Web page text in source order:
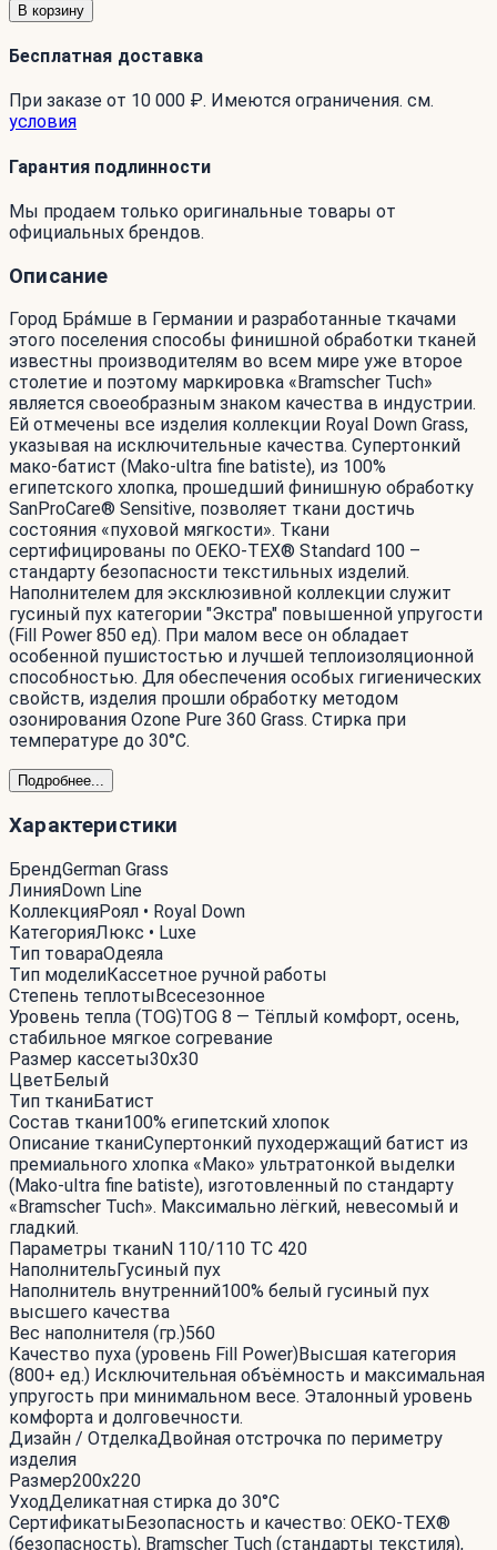
В корзину
Бесплатная доставка
При заказе от 10 000 ₽. Имеются ограничения. см.
условия
Гарантия подлинности
Мы продаем только оригинальные товары от
официальных брендов.
Описание
Город Бра́мше в Германии и разработанные ткачами
этого поселения способы финишной обработки тканей
известны производителям во всем мире уже второе
столетие и поэтому маркировка «Bramscher Tuch»
является своеобразным знаком качества в индустрии.
Ей отмечены все изделия коллекции Royal Down Grass,
указывая на исключительные качества. Супертонкий
мако-батист (Mako-ultra fine batiste), из 100%
египетского хлопка, прошедший финишную обработку
SanProCare® Sensitive, позволяет ткани достичь
состояния «пуховой мягкости». Ткани
сертифицированы по OEKO-TEX® Standard 100 –
стандарту безопасности текстильных изделий.
Наполнителем для эксклюзивной коллекции служит
гусиный пух категории "Экстра" повышенной упругости
(Fill Power 850 ед). При малом весе он обладает
особенной пушистостью и лучшей теплоизоляционной
способностью. Для обеспечения особых гигиенических
свойств, изделия прошли обработку методом
озонирования Ozone Pure 360 Grass. Стирка при
температуре до 30°С.
Подробнее...
Характеристики
БрендGerman Grass
ЛинияDown Line
КоллекцияРоял • Royal Down
КатегорияЛюкс • Luxe
Тип товараОдеяла
Тип моделиКассетное ручной работы
Степень теплотыВсесезонное
Уровень тепла (TOG)TOG 8 — Тёплый комфорт, осень,
стабильное мягкое согревание
Размер кассеты30x30
ЦветБелый
Тип тканиБатист
Состав ткани100% египетский хлопок
Описание тканиСупертонкий пуходержащий батист из
премиального хлопка «Мако» ультратонкой выделки
(Mako-ultra fine batiste), изготовленный по стандарту
«Bramscher Tuch». Максимально лёгкий, невесомый и
гладкий.
Параметры тканиN 110/110 TC 420
НаполнительГусиный пух
Наполнитель внутренний100% белый гусиный пух
высшего качества
Вес наполнителя (гр.)560
Качество пуха (уровень Fill Power)Высшая категория
(800+ ед.) Исключительная объёмность и максимальная
упругость при минимальном весе. Эталонный уровень
комфорта и долговечности.
Дизайн / ОтделкаДвойная отстрочка по периметру
изделия
Размер200x220
УходДеликатная стирка до 30°С
СертификатыБезопасность и качество: OEKO-TEX®
(безопасность), Bramscher Tuch (стандарты текстиля),